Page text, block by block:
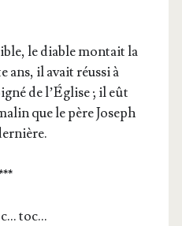
le diable mon­tait la
ans, il avait réus­si à
de l’É­glise ; il eût
que le père Joseph
toc…